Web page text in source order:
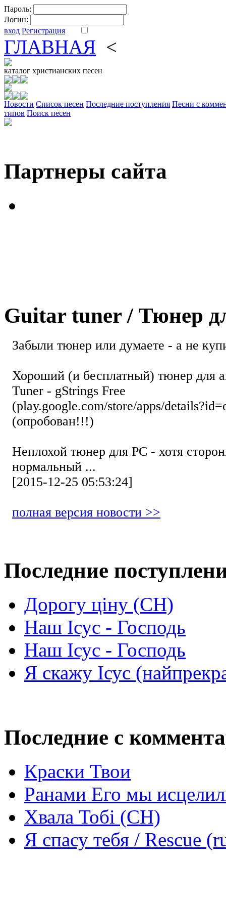
Пароль:
Логин:
вход Регистрация
ГЛАВНАЯ <
каталог христианских песен
Новости Cписок песен Последние поступления Песни с
типов Поиск песен
Партнеры сайта
Guitar tuner / Тюнер
Забыли тюнер или думаете - а не
Хороший (и бесплатный) тюнер для
Tuner - gStrings Free
(play.google.com/store/apps/
(опробован!!!)
Неплохой тюнер для РС - хотя
нормальный ...
[2015-12-25 05:53:24]
полная версия новости >>
Последние
Дорогу ціну (СН)
Наш Ісус - Господь
Наш Ісус - Господь
Я скажу Ісус
Последние с
Краски Твои
Ранами Его мы
Хвала Тобі (СН)
Я спасу тебя / Rescue